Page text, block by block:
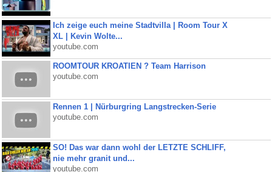
Ich zeige euch meine Stadtvilla | Room Tour X
XL | Kevin Wolte...
youtube.com
ROOMTOUR KROATIEN ? Team Harrison
youtube.com
Rennen 1 | Nürburgring Langstrecken-Serie
youtube.com
SO! Das war dann wohl der LETZTE SCHLIFF,
nie mehr granit und...
youtube.com